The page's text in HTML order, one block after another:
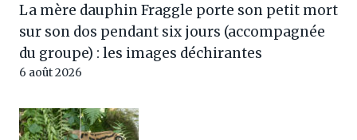
La mère dauphin Fraggle porte son petit mort
sur son dos pendant six jours (accompagnée
du groupe) : les images déchirantes
6 août 2026